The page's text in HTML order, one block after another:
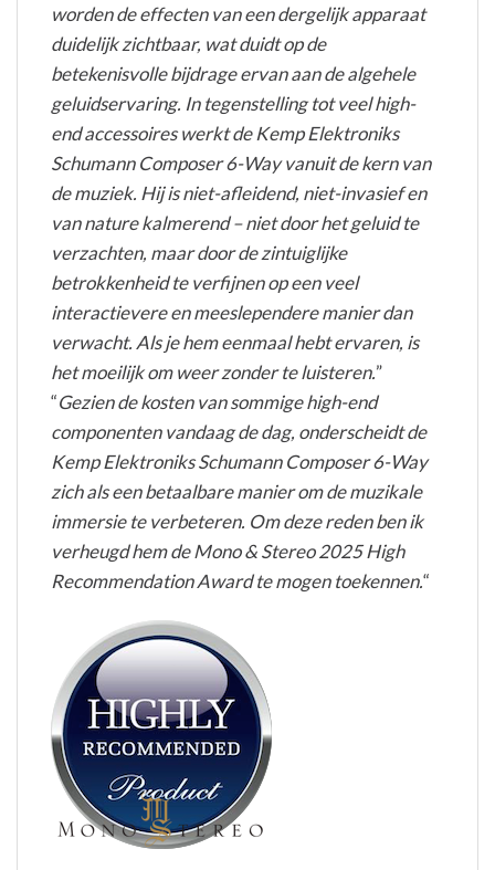
worden de effecten van een dergelijk apparaat
duidelijk zichtbaar, wat duidt op de
betekenisvolle bijdrage ervan aan de algehele
geluidservaring. In tegenstelling tot veel high-
end accessoires werkt de Kemp Elektroniks
Schumann Composer 6-Way vanuit de kern van
de muziek. Hij is niet-afleidend, niet-invasief en
van nature kalmerend – niet door het geluid te
verzachten, maar door de zintuiglijke
betrokkenheid te verfijnen op een veel
interactievere en meeslependere manier dan
verwacht. Als je hem eenmaal hebt ervaren, is
het moeilijk om weer zonder te luisteren.”
“Gezien de kosten van sommige high-end
componenten vandaag de dag, onderscheidt de
Kemp Elektroniks Schumann Composer 6-Way
zich als een betaalbare manier om de muzikale
immersie te verbeteren. Om deze reden ben ik
verheugd hem de Mono & Stereo 2025 High
Recommendation Award te mogen toekennen.“